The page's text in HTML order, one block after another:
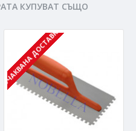
КУПУВАТ СЪЩО
ОЧАКВАНА ДОСТАВКА